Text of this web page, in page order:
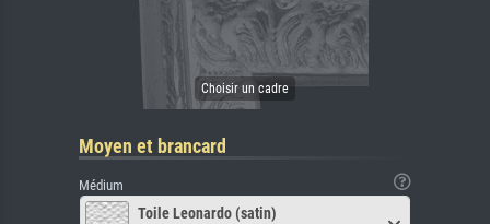
Moyen et brancard
Médium
Toile Leonardo (satin)